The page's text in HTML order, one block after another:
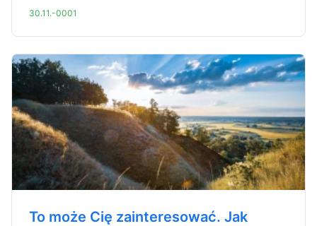
30.11.-0001
To może Cię zainteresować. Jak